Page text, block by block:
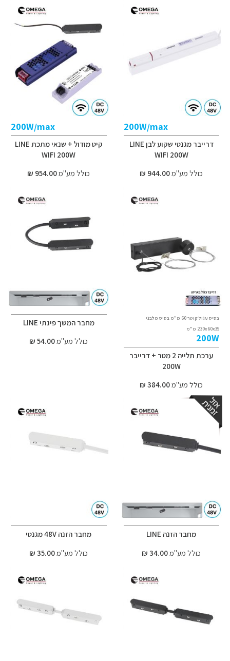
200W/max
דרייבר מגנטי שקוע לבן LINE
WIFI 200W
כולל מע"מ944.00 ₪
200W/max
קיט מודול + שנאי מתכת LINE
WIFI 200W
כולל מע"מ954.00 ₪
בסיס עגול קוטר 60 מ"מ בסיס מלבני
230x60x35 מ"מ
200W
ערכת תלייה 2 מטר + דרייבר
200W
כולל מע"מ384.00 ₪
מחבר המשך פינתי LINE
כולל מע"מ54.00 ₪
מחבר הזנה LINE
כולל מע"מ34.00 ₪
מחבר הזנה 48V מגנטי
כולל מע"מ35.00 ₪